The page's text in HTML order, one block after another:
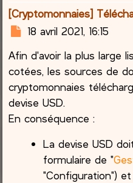
[Cryptomonnaies]
M
s
s
a
g
e
18 avril 2021, 16:15
Afin d'avoir la plus large
cotées, les sources de
cryptomonnaies
devise USD.
En conséquence :
La devise USD
formulaire de "
"Configuration")